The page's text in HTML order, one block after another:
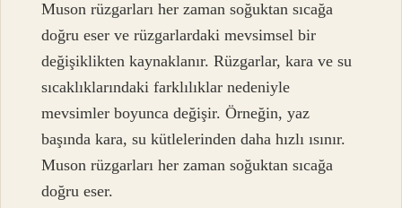
Muson rüzgarları her zaman soğuktan sıcağa
doğru eser ve rüzgarlardaki mevsimsel bir
değişiklikten kaynaklanır. Rüzgarlar, kara ve su
sıcaklıklarındaki farklılıklar nedeniyle
mevsimler boyunca değişir. Örneğin, yaz
başında kara, su kütlelerinden daha hızlı ısınır.
Muson rüzgarları her zaman soğuktan sıcağa
doğru eser.